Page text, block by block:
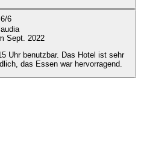
6/6
Sept. 2022
Uhr benutzbar. Das Hotel ist sehr
das Essen war hervorragend.